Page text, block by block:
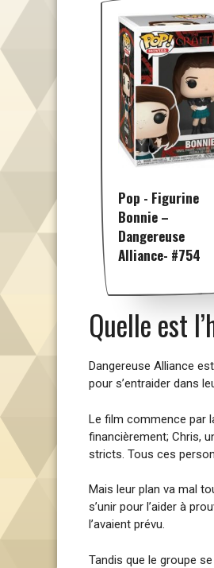
Pop - Figurine
Bonnie –
Dangereuse
Alliance- #754
Quelle est
Dangereuse Alliance
pour s’entraider dans
Le film commence par
financièrement; Chris,
stricts. Tous ces
Mais leur plan va mal
s’unir pour l’aider à
l’avaient prévu.
Tandis que le groupe